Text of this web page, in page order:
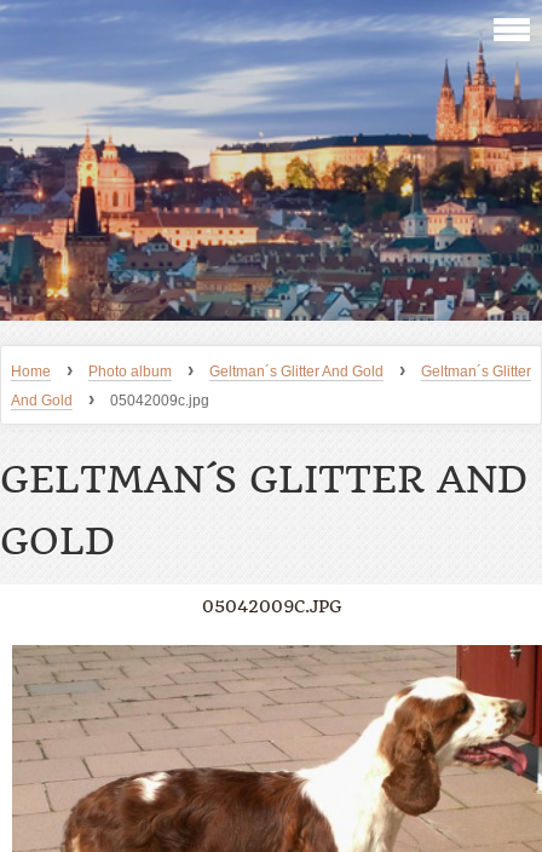
Home › Photo album › Geltman´s Glitter And Gold ›
Geltman´s Glitter
And Gold
› 05042009c.jpg
GELTMAN´S GLITTER AND
GOLD
05042009C.JPG